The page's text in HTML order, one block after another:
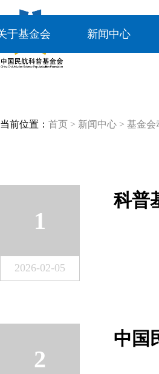
于基金会 新闻中心
当前位置： 首页 > 新闻中心 > 基金会
1
2026-02-05
2